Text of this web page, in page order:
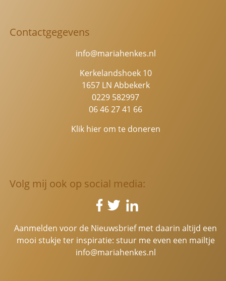
Contactgegevens
info@mariahenkes.nl
Kerkelandshoek 10
1657 LN Abbekerk
0229 582997
06 46 27 41 66
Klik hier om te doneren
Volg mij ook op social media:
Aanmelden voor de Nieuwsbrief met daarin altijd een
mooi stukje ter inspiratie: stuur me even een mailtje
info@mariahenkes.nl